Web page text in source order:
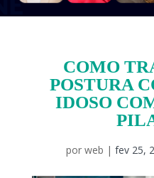
COMO
POSTURA
IDOSO
porweb |fev 25,